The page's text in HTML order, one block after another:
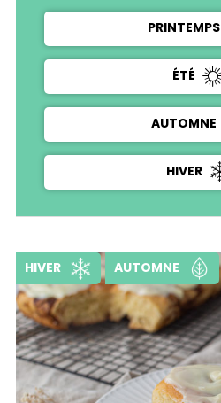
PRINTEMPS
ÉTÉ
AUTOMNE
HIVER
HIVER AUTOMNE